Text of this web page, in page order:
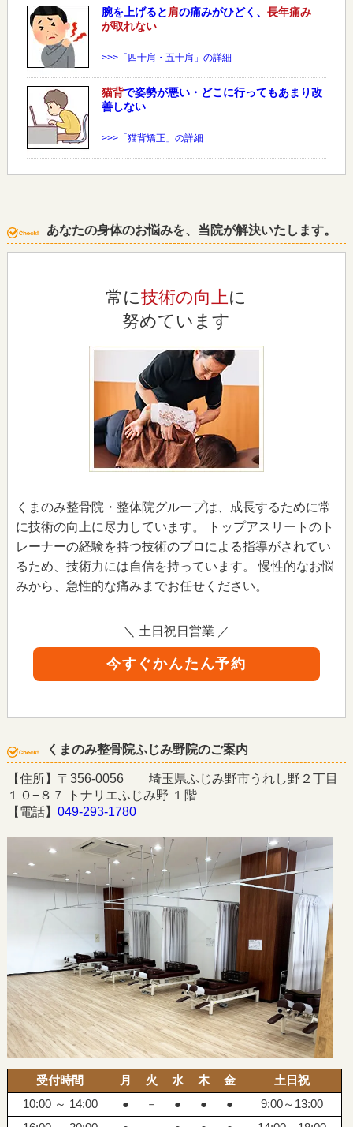
腕を上げると 肩の痛みがひどく、 長年痛み
が取れない
>>>「四十肩・五十肩」の詳細
猫背で姿勢が悪い・どこに行ってもあまり改
善しない
>>>「猫背矯正」の詳細
あなたの身体のお悩みを、当院が解決いたします。
常に技術の向上に
努めています
くまのみ整骨院・整体院グループは、成長するために常
に技術の向上に尽力しています。 トップアスリートのト
レーナーの経験を持つ技術のプロによる指導がされてい
るため、技術力には自信を持っています。 慢性的なお悩
みから、急性的な痛みまでお任せください。
＼ 土日祝日営業 ／
今すぐかんたん予約
くまのみ整骨院ふじみ野院のご案内
【住所】〒356-0056 埼玉県ふじみ野市うれし野２丁目
１０−８７ トナリエふじみ野 １階
【電話】 049-293-1780
受付時間 月 火 水 木 金
土日祝
10:00 ～ 14:00
● － ● ● ●
9:00～13:00